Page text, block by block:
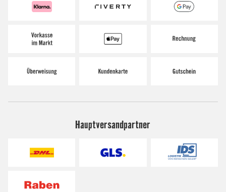
Hauptversandpartner